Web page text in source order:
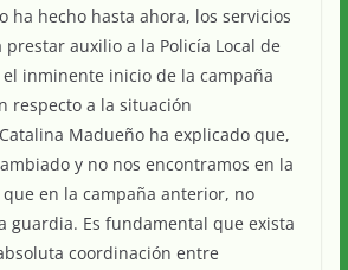
ha hecho hasta ahora, los servicios
auxilio a la Policía Local de
el inminente inicio de la campaña
respecto a la situación
Madueño ha explicado que,
y no nos encontramos en la
en la campaña anterior, no
guardia. Es fundamental que exista
coordinación entre